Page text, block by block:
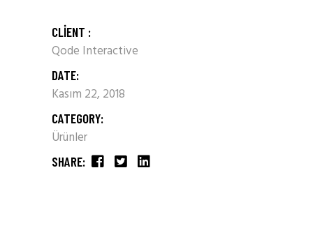
CLIENT :
Qode Interactive
DATE:
Kasım 22, 2018
CATEGORY:
Ürünler
SHARE: